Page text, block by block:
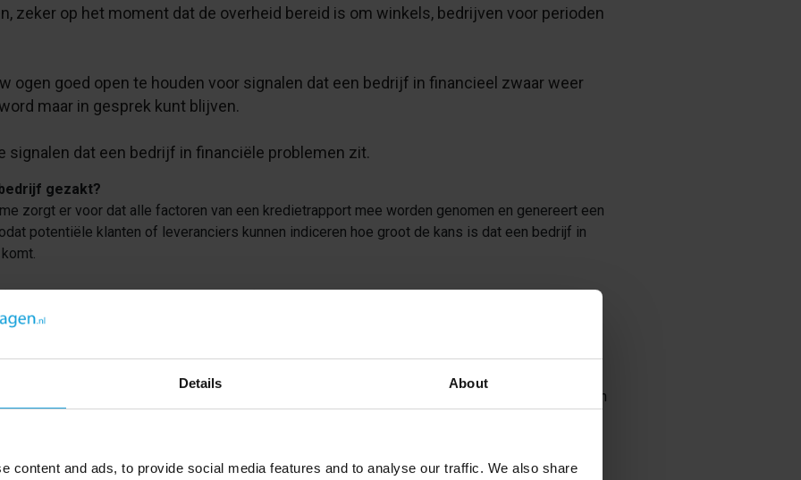
Details About
content and ads, to provide social media features and to analyse our traffic. We also share
zeker op het moment dat de overheid bereid is om winkels, bedrijven voor perioden
ogen goed open te houden voor signalen dat een bedrijf in financieel zwaar weer
maar in gesprek kunt blijven.
signalen dat een bedrijf in financiële problemen zit.
gezakt?
zorgt er voor dat alle factoren van een kredietrapport mee worden genomen en genereert een
potentiële klanten of leveranciers kunnen indiceren hoe groot de kans is dat een bedrijf in
stijgen of dalen.
is de aanbevolen hoeveelheid openstaand krediet. Zorg ervoor dat je niet meer openstaande
kredietlimiet (kredietwaardigheid) toelaat. Wanneer de kredietlimiet (kredietwaardigheid) zakt kan
zijn facturen betaalt?
goed een bedrijf zijn facturen betaalt. Wees altijd allert op de snelheid waarmee uw klant